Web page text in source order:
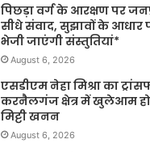
पिछड़ा वर्ग के आरक्षण पर
सीधे संवाद, सुझावों के आधार
भेजी जाएंगी संस्तुतियां*
August 6, 2026
एसडीएम नेहा मिश्रा का
करनैलगंज क्षेत्र में खुलेआम
मिट्टी खनन
August 6, 2026